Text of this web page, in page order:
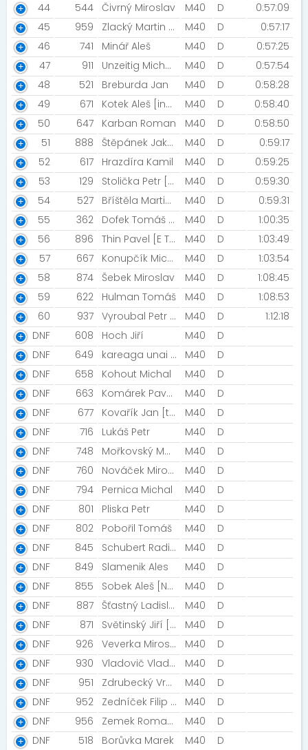
44
544 Čivrný Miroslav M40 D
0:57:09
45
959 Zlacký Martin [Marťas ] M40 D
0:57:17
46
741 Minář Aleš M40 D
0:57:25
47
911 Unzeitig Michal [Turbošneci Třebčín] M40 D
0:57:54
48
521 Breburda Jan M40 D
0:58:28
49
671 Kotek Aleš [innogy] M40 D
0:58:40
50
647 Karban Roman M40 D
0:58:50
51
888 Štěpánek Jakub M40 D
0:59:17
52
617 Hrazdíra Kamil M40 D
0:59:25
53
129 Stolička Petr [Liga 100] M40 D
0:59:30
54
527 Bříštěla Martin [M2M] M40 D
0:59:31
55
362 Dofek Tomáš [Rychlíci] M40 D
1:00:35
56
896 Thin Pavel [E T M] M40 D
1:03:49
57
667 Konupčík Michael M40 D
1:03:54
58
874 Šebek Miroslav M40 D
1:08:45
59
622 Hulman Tomáš M40 D
1:08:53
60
937 Vyroubal Petr [ATK Bělecký mlýn] M40 D
1:12:18
DNF
608 Hoch Jiří M40
D
DNF
649 kareaga unai [Gernika] M40
D
DNF
658 Kohout Michal M40
D
DNF
663 Komárek Pavel [NN2020] M40
D
DNF
677 Kovařík Jan [trauma] M40
D
DNF
716 Lukáš Petr M40
D
DNF
748 Mořkovský Martin M40
D
DNF
760 Nováček Miroslav [innogy] M40
D
DNF
794 Pernica Michal M40
D
DNF
801 Pliska Petr M40
D
DNF
802 Pobořil Tomáš M40
D
DNF
845 Schubert Radim M40
D
DNF
849 Slamenik Ales M40
D
DNF
855 Sobek Aleš [NN2020] M40
D
DNF
887 Šťastný Ladislav M40
D
DNF
871 Světinský Jiří [TJ Spartak Hluk] M40
D
DNF
926 Veverka Miroslav [Veverky] M40
D
DNF
930 Vladovič Vladimír [trauma] M40
D
DNF
951 Zdrubecký Vratislav [Night Run Team] M40
D
DNF
952 Zedníček Filip [SDE] M40
D
DNF
956 Zemek Roman [Zemáčci] M40
D
DNF
518 Borůvka Marek M40 D